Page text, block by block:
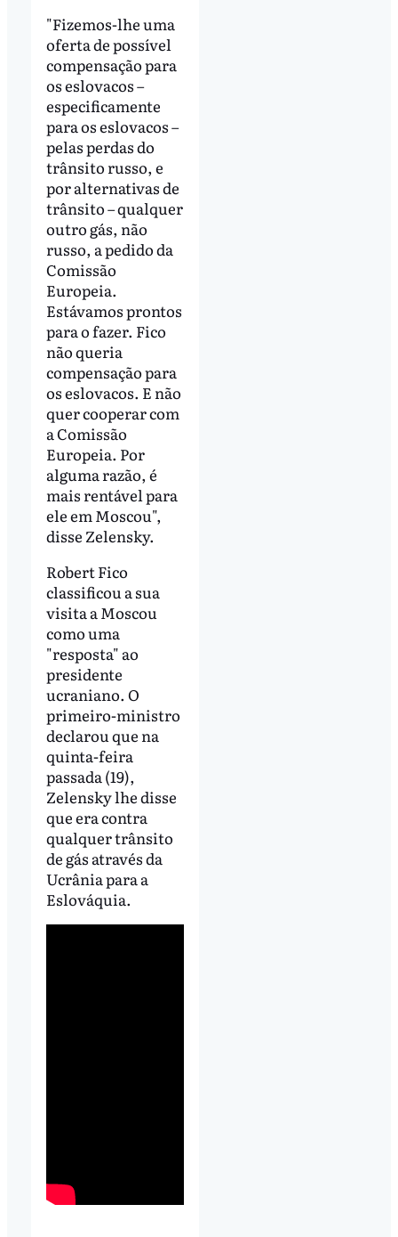
"Fizemos-lhe uma
oferta de possível
compensação para
os eslovacos –
especificamente
para os eslovacos –
pelas perdas do
trânsito russo, e
por alternativas de
trânsito – qualquer
outro gás, não
russo, a pedido da
Comissão
Europeia.
Estávamos prontos
para o fazer. Fico
não queria
compensação para
os eslovacos. E não
quer cooperar com
a Comissão
Europeia. Por
alguma razão, é
mais rentável para
ele em Moscou",
disse Zelensky.
Robert Fico
classificou a sua
visita a Moscou
como uma
"resposta" ao
presidente
ucraniano. O
primeiro-ministro
declarou que na
quinta-feira
passada (19),
Zelensky lhe disse
que era contra
qualquer trânsito
de gás através da
Ucrânia para a
Eslováquia.